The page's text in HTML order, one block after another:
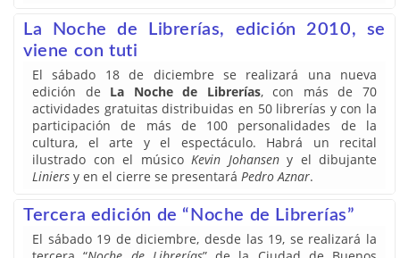
La Noche de Librerías, edición 2010, se
viene con tuti
El sábado 18 de diciembre se realizará una nueva
edición de La Noche de Librerías, con más de 70
actividades gratuitas distribuidas en 50 librerías y con la
participación de más de 100 personalidades de la
cultura, el arte y el espectáculo. Habrá un recital
ilustrado con el músico Kevin Johanseny el dibujante
Liniers y en el cierre se presentará Pedro Aznar.
Tercera edición de “Noche de Librerías”
El sábado 19 de diciembre, desde las 19, se realizará la